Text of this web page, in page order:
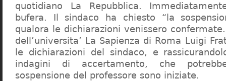
quotidiano La Repubblica.
bufera. Il sindaco ha chiesto “la
qualora le dichiarazioni venissero
dell’universita’ La Sapienza di Roma Luigi
le dichiarazioni del sindaco, e
indagini di accertamento, che
sospensione del professore sono iniziate.